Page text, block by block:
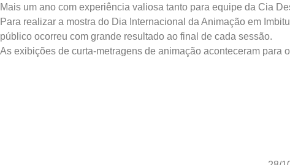
Mais um ano com experiência valiosa tanto para equipe da Cia
Para realizar a mostra do Dia Internacional da Animação em
público ocorreu com grande resultado ao final de cada sessão.
As exibições de curta-metragens de animação aconteceram para